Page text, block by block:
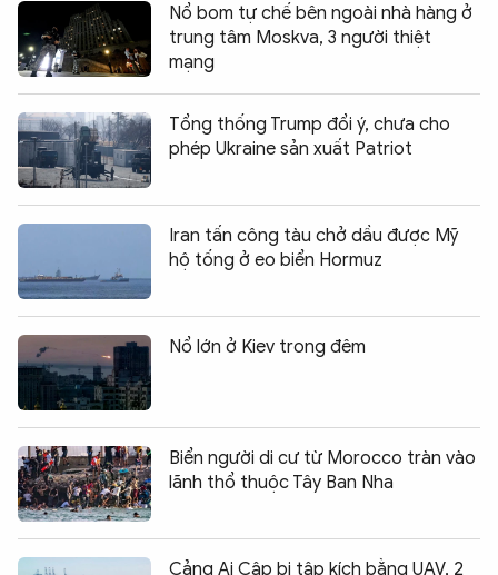
Nổ bom tự chế bên ngoài nhà hàng ở
trung tâm Moskva, 3 người thiệt
mạng
Tổng thống Trump đổi ý, chưa cho
phép Ukraine sản xuất Patriot
Iran tấn công tàu chở dầu được Mỹ
hộ tống ở eo biển Hormuz
Nổ lớn ở Kiev trong đêm
Biển người di cư từ Morocco tràn vào
lãnh thổ thuộc Tây Ban Nha
Cảng Ai Cập bị tập kích bằng UAV, 2